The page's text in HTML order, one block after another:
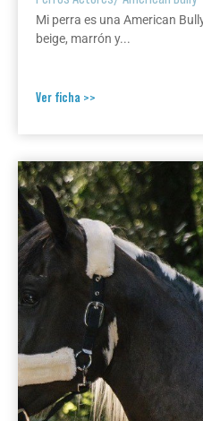
Mi perra es una American
beige, marrón y...
Ver ficha >>